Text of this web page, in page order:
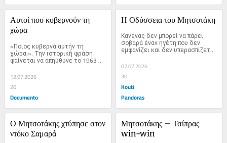
Αυτοί που κυβερνούν τη
χώρα
«Ποιος κυβερνά αυτήν τη
χώρα;». Την ιστορική φράση
φαίνεται να απηύθυνε το 1963
ο...
12.07.2026
20
Documento
Η Οδύσσεια του Μητσοτάκη
Κανένας δεν μπορεί να πάρει
σοβαρά έναν ηγέτη που δεν
εμφανίζει και δεν υπερασπίζεται
το…
07.07.2026
30
Kouti
Pandoras
Ο Μητσοτάκης χτύπησε στον
ντόκο Σαμαρά
Μητσοτάκης – Τσίπρας
win-win